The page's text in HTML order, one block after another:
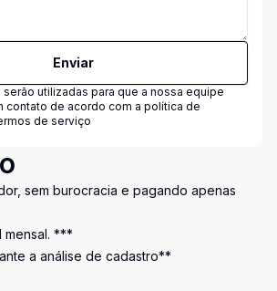
Enviar
utilizadas para que a nossa equipe
contato de acordo com a política de
de serviço
sem burocracia e pagando apenas
mensal. ***
a análise de cadastro**